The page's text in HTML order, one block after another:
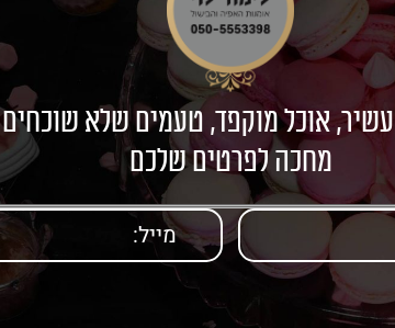
אוכל מוקפד, טעמים שלא שוכחים
מחכה לפרטים שלכם